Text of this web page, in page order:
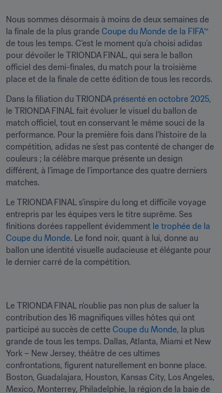
Nous sommes désormais à moins de deux semaines de
la finale de la plus grande Coupe du Monde de la FIFA™
de tous les temps. C’est le moment qu’a choisi adidas
pour dévoiler le TRIONDA FINAL, qui sera le ballon
officiel des demi-finales, du match pour la troisième
place et de la finale de cette édition de tous les records.
Dans la filiation du TRIONDA présenté en octobre 2025,
le TRIONDA FINAL fait évoluer le visuel du ballon de
match officiel, tout en conservant le même souci de la
performance. Pour la première fois dans l’histoire de la
compétition, adidas ne s’est pas contenté de changer de
couleurs ; la célèbre marque présente un design
différent, à l’image de l’importance des quatre derniers
matches.
Le TRIONDA FINAL s’inspire du long et difficile voyage
entrepris par les équipes vers le titre suprême. Ses
finitions dorées rappellent évidemment le trophée de la
Coupe du Monde. Le fond noir, quant à lui, donne au
ballon une identité visuelle audacieuse et élégante pour
le dernier carré de la compétition.
Le TRIONDA FINAL n’oublie pas non plus de saluer la
contribution des 16 magnifiques villes hôtes qui ont
participé au succès de cette Coupe du Monde, la plus
grande de tous les temps. Dallas, Atlanta, Miami et New
York – New Jersey, théâtre de ces ultimes
confrontations, figurent naturellement en bonne place.
Boston, Guadalajara, Houston, Kansas City, Los Angeles,
Mexico, Monterrey, Philadelphie, la région de la baie de